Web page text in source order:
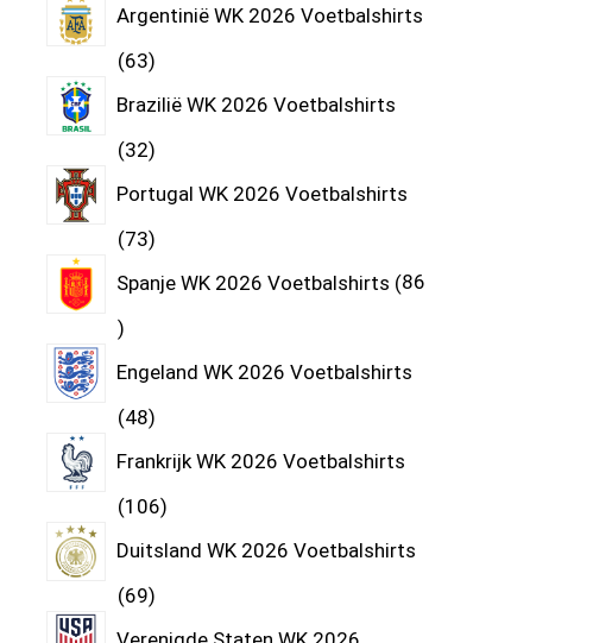
Argentinië WK 2026 Voetbalshirts
63
Brazilië WK 2026 Voetbalshirts
32
Portugal WK 2026 Voetbalshirts
73
Spanje WK 2026 Voetbalshirts 86
Engeland WK 2026 Voetbalshirts
48
Frankrijk WK 2026 Voetbalshirts
106
Duitsland WK 2026 Voetbalshirts
69